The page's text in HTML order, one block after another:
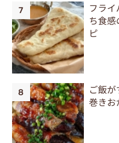
フラ
ち食
ピ
ご飯
巻きお